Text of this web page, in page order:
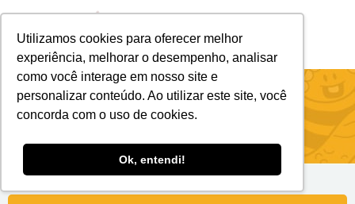
Utilizamos cookies para oferecer melhor
experiência, melhorar o desempenho, analisar
como você interage em nosso site e
personalizar conteúdo. Ao utilizar este site, você
concorda com o uso de cookies.
Ok, entendi!
Calendário Permanente MDF com
Acrílico